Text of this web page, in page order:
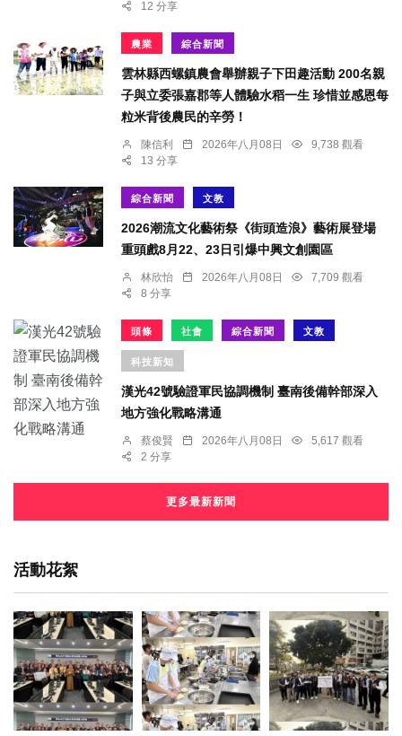
12 分享
農業 綜合新聞
雲林縣西螺鎮農會舉辦親子下田趣活動 200名親
子與立委張嘉郡等人體驗水稻一生 珍惜並感恩每
粒米背後農民的辛勞！
陳信利 2026年八月08日
9,738 觀看
13 分享
綜合新聞 文教
2026潮流文化藝術祭《街頭造浪》藝術展登場
重頭戲8月22、23日引爆中興文創園區
林欣怡 2026年八月08日
7,709 觀看
8 分享
頭條 社會 綜合新聞 文教
科技新知
漢光42號驗證軍民協調機制 臺南後備幹部深入
地方強化戰略溝通
蔡俊賢 2026年八月08日
5,617 觀看
2 分享
更多最新新聞
活動花絮